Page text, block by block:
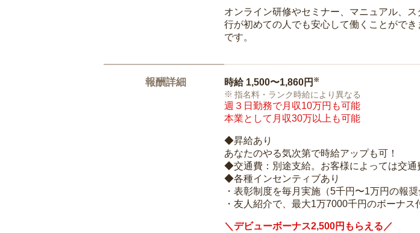
オンライン研修やセミナー、マニュアル、
行が初めての人でも安心して働くことがで
です。
報酬詳細 時給 1,500〜1,860円 ※
指名料・ランク時給により異なる
週３日勤務で月収10万円も可能
本業として月収30万以上も可能
◆昇給あり
あなたのやる気次第で時給アップも可！
◆交通費：別途支給。お客様によっては交通
◆各種インセンティブあり
・表彰制度を毎月実施（5千円〜1万円の報奨
・友人紹介で、最大1万7000千円のボーナス
＼デビューボーナス2,500円もらえる／